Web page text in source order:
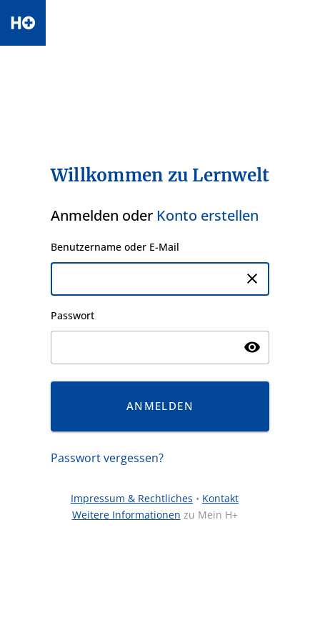
Willkommen zu Lernwelt
Anmelden oder Konto erstellen
Benutzername oder E-Mail
close
Passwort
visibility
ANMELDEN
Passwort vergessen?
Impressum & Rechtliches • Kontakt
Weitere Informationen zu Mein H+